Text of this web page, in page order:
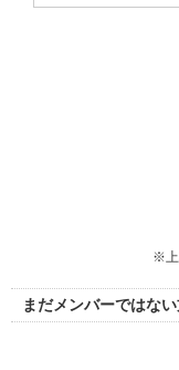
※上
まだメンバーではな